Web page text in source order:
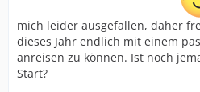
mich leider ausgefallen, daher
dieses Jahr endlich mit einem
anreisen zu können. Ist noch
Start?